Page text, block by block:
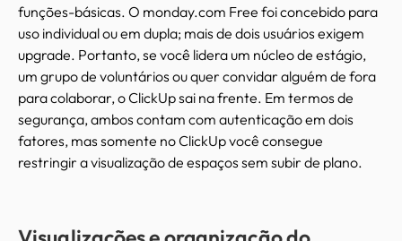
funções-básicas. O monday.com Free foi concebido para
uso individual ou em dupla; mais de dois usuários exigem
upgrade. Portanto, se você lidera um núcleo de estágio,
um grupo de voluntários ou quer convidar alguém de fora
para colaborar, o ClickUp sai na frente. Em termos de
segurança, ambos contam com autenticação em dois
fatores, mas somente no ClickUp você consegue
restringir a visualização de espaços sem subir de plano.